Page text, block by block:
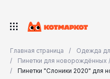
Главная страница
Одежда
Пинетки для новорождённых
Пинетки "Слоники 2020" для